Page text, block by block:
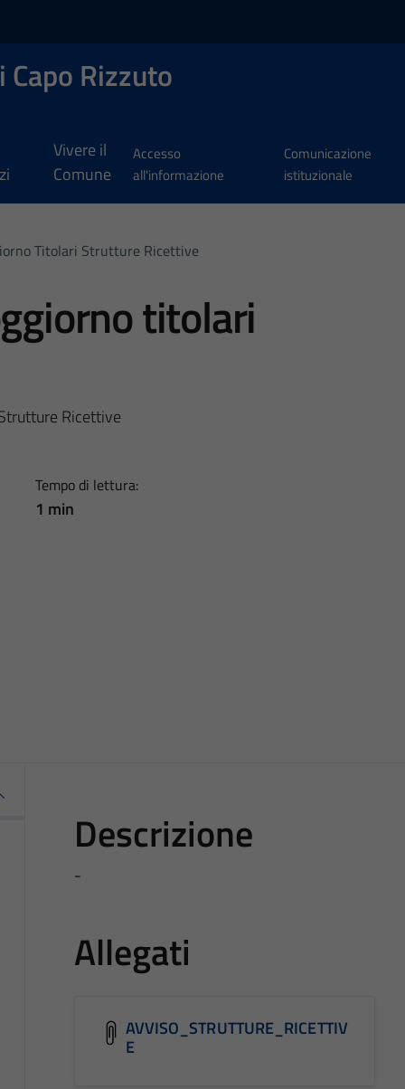
Capo Rizzuto
Vivere il
Comune
Accesso
all'informazione
Comunicazione
istituzionale
Titolari Strutture Ricettive
titolari
Ricettive
Tempo di lettura:
1 min
Descrizione
-
Allegati
AVVISO_STRUTTURE_RICETTIV
E